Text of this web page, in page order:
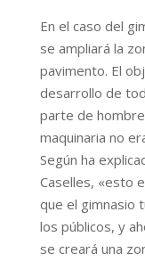
En el caso del
se ampliará la
pavimento. El
desarrollo de
parte de
maquinaria no
Según ha
Caselles, «esto
que el gimnasio
los públicos, y
se creará una